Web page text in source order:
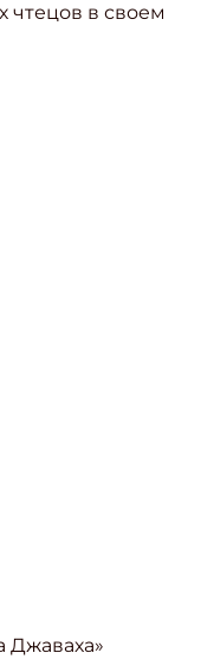
чтецов в своем
Джаваха»